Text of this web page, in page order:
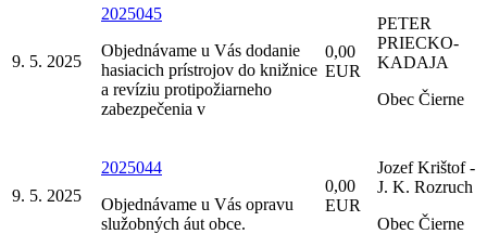
9. 5. 2025
2025045
Objednávame u Vás dodanie
hasiacich prístrojov do knižnice
a revíziu protipožiarneho
zabezpečenia v
0,00
EUR
PETER
PRIECKO-
KADAJA
Obec Čierne
9. 5. 2025
2025044
Objednávame u Vás opravu
služobných áut obce.
0,00
EUR
Jozef Krištof -
J. K. Rozruch
Obec Čierne